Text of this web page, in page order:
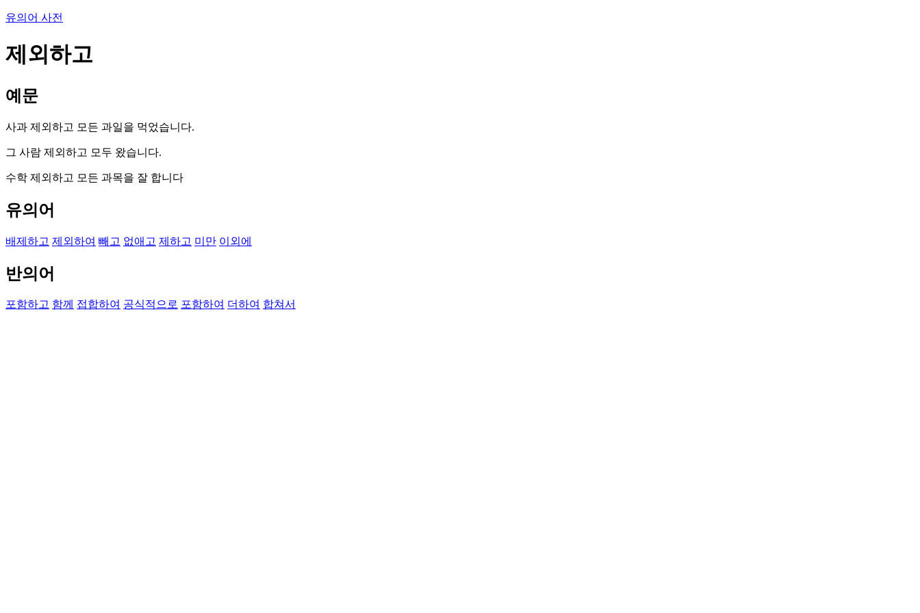
유의어 사전
제외하고
예문
사과 제외하고 모든 과일을 먹었습니다.
그 사람 제외하고 모두 왔습니다.
수학 제외하고 모든 과목을 잘 합니다
유의어
배제하고 제외하여 빼고 없애고 제하고 미만 이외에
반의어
포함하고 함께 접합하여 공식적으로 포함하여 더하여 합쳐서